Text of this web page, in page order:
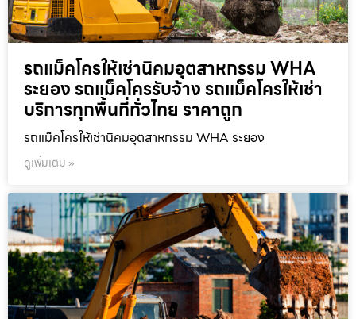
รถแม็คโครให้เช่านิคมอุตสาหกรรม WHA
ระยอง รถแม็คโครรับจ้าง รถแม็คโครให้เช่า
บริการทุกพื้นที่ทั่วไทย ราคาถูก
รถแม็คโครให้เช่านิคมอุตสาหกรรม WHA ระยอง
ดูเพิ่มเติม »